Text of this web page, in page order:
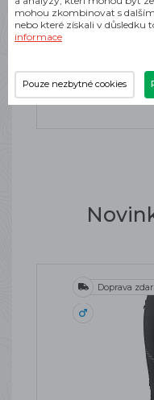
Doprava
mohou zkombinovat s
nebo které získali v důsledku
informace
Pouze nezbytné cookies